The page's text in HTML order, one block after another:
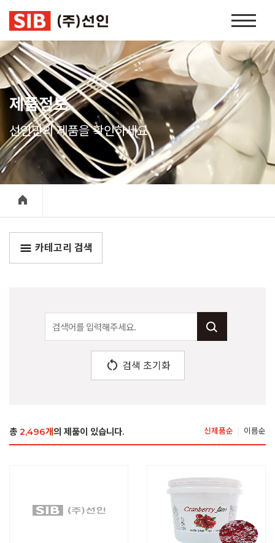
홈
이
지
네
비
게
이
제품정보
선인만의 제품을 확인하세요
카테고리 검색
restart_alt 검색 초기화
총 2,496개의 제품이 있습니다. 신제품순 이름순